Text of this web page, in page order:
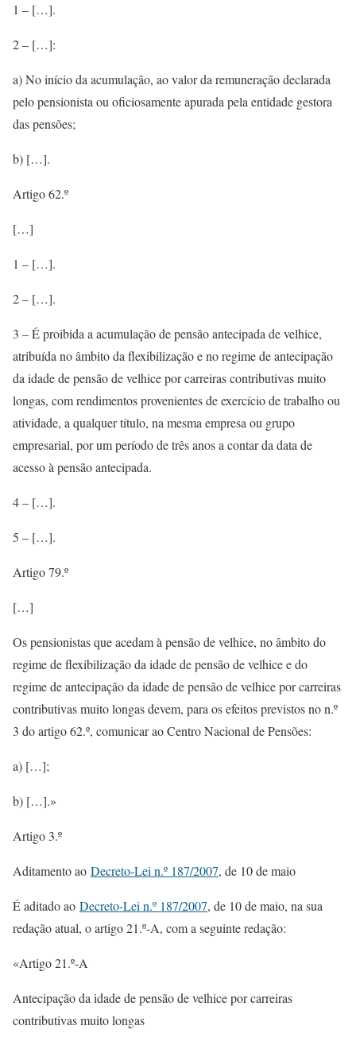
1 – […].
2 – […]:
a) No início da acumulação, ao valor da remuneração declarada
pelo pensionista ou oficiosamente apurada pela entidade gestora
das pensões;
b) […].
Artigo 62.º
[…]
1 – […].
2 – […].
3 – É proibida a acumulação de pensão antecipada de velhice,
atribuída no âmbito da flexibilização e no regime de antecipação
da idade de pensão de velhice por carreiras contributivas muito
longas, com rendimentos provenientes de exercício de trabalho ou
atividade, a qualquer título, na mesma empresa ou grupo
empresarial, por um período de três anos a contar da data de
acesso à pensão antecipada.
4 – […].
5 – […].
Artigo 79.º
[…]
Os pensionistas que acedam à pensão de velhice, no âmbito do
regime de flexibilização da idade de pensão de velhice e do
regime de antecipação da idade de pensão de velhice por carreiras
contributivas muito longas devem, para os efeitos previstos no n.º
3 do artigo 62.º, comunicar ao Centro Nacional de Pensões:
a) […];
b) […].»
Artigo 3.º
Aditamento ao Decreto-Lei n.º 187/2007, de 10 de maio
É aditado ao Decreto-Lei n.º 187/2007, de 10 de maio, na sua
redação atual, o artigo 21.º-A, com a seguinte redação:
«Artigo 21.º-A
Antecipação da idade de pensão de velhice por carreiras
contributivas muito longas